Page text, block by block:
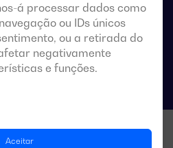
á processar dados como
ou IDs únicos
ou a retirada do
negativamente
e funções.
Aceitar
das comutações